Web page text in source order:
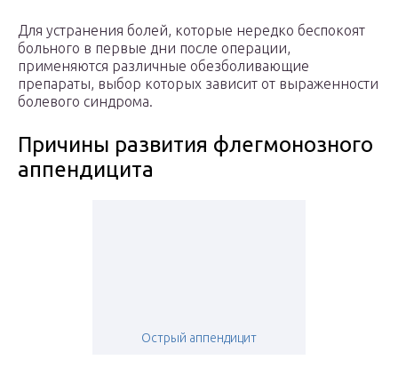
Для устранения болей, которые нередко беспокоят
больного в первые дни после операции,
применяются различные обезболивающие
препараты, выбор которых зависит от выраженности
болевого синдрома.
Причины развития флегмонозного
аппендицита
Острый аппендицит